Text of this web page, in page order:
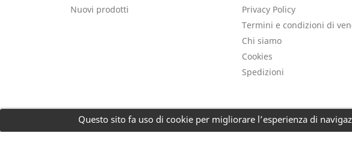
Questo sito fa uso di cookie per migliorare l’esperienza di
Nuovi prodotti
Privacy Policy
Termini e condizioni di
Chi siamo
Cookies
Spedizioni